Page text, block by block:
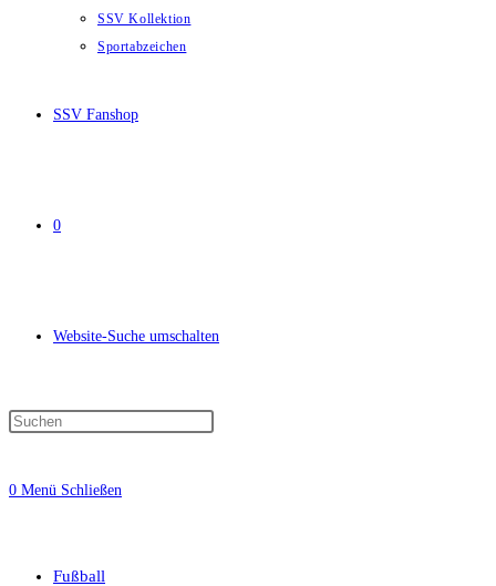
SSV Kollektion
Sportabzeichen
SSV Fanshop
0
Website-Suche umschalten
0 Menü Schließen
Fußball